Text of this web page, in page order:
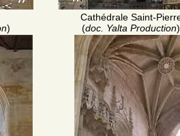
)
Cathédrale Saint-
(doc. Yalta Production)